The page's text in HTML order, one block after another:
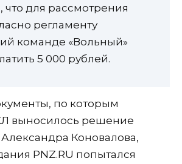
что для рассмотрения
регламенту
команде «Вольный»
5 000 рублей.
по которым
выносилось решение
Коновалова,
PNZ.RU попытался